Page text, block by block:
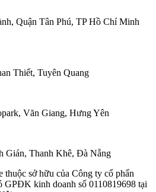
Quận Tân Phú, TP Hồ Chí Minh
Thiết, Tuyên Quang
Văn Giang, Hưng Yên
Gián, Thanh Khê, Đà Nẵng
thuộc sở hữu của Công ty cổ phẩn
kinh doanh số 0110819698 tại